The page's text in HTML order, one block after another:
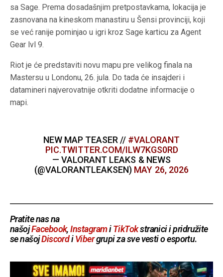
sa Sage. Prema dosadašnjim pretpostavkama, lokacija je
zasnovana na kineskom manastiru u Šensi provinciji, koji
se već ranije pominjao u igri kroz Sage karticu za Agent
Gear lvl 9.
Riot je će predstaviti novu mapu pre velikog finala na
Mastersu u Londonu, 26. jula. Do tada će insajderi i
datamineri najverovatnije otkriti dodatne informacije o
mapi.
NEW MAP TEASER // #VALORANT
PIC.TWITTER.COM/ILW7KGS0RD
— VALORANT LEAKS & NEWS
(@VALORANTLEAKSEN) MAY 26, 2026
Pratite nas na
našojFacebook,InstagramiTikTokstranici i pridružite
se našojDiscordiVibergrupi za sve vesti o esportu.